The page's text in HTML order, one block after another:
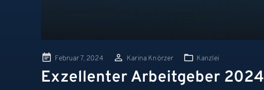
PostedFebruar 7, 2024 Karina Knörzer Kanzlei
Exzellenter Arbeitgeber 2024